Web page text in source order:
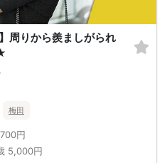
周りから羨ましがられ
梅田
700円
5,000円